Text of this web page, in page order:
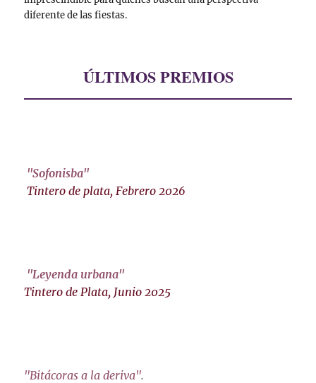
diferente de las fiestas.
ÚLTIMOS PREMIOS
"Sofonisba"
Tintero de plata, Febrero 2026
"Leyenda urbana"
Tintero de Plata, Junio 2025
"Bitácoras a la deriva".